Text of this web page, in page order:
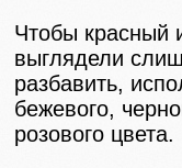
Чтобы красный
выглядели
разбавить,
бежевого,
розового цвета.